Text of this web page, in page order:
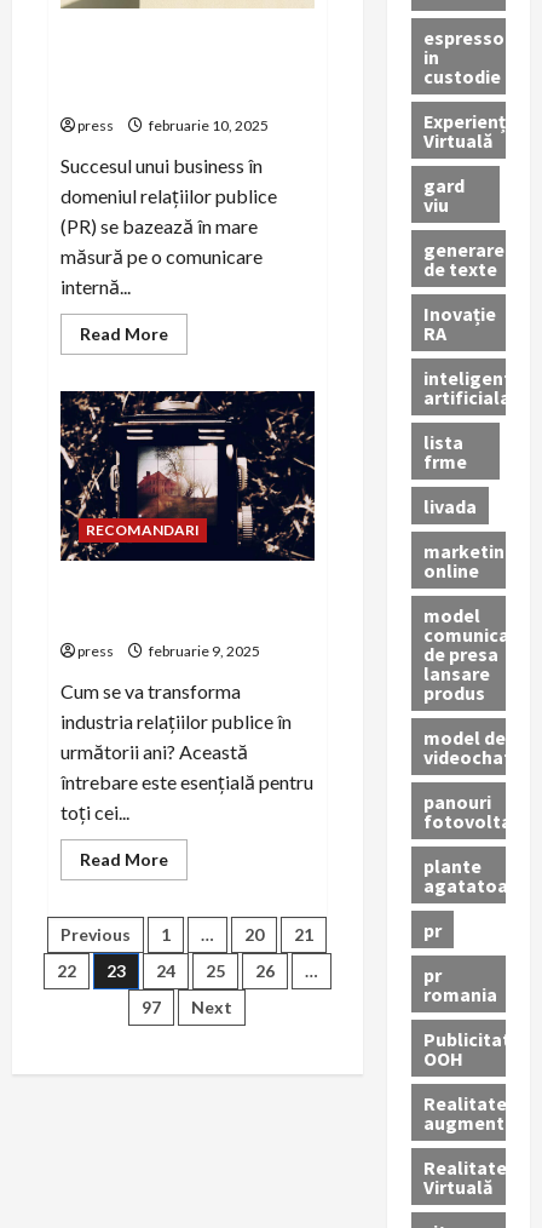
press februarie 10, 2025
Succesul unui business în
domeniul relațiilor publice
(PR) se bazează în mare
măsură pe o comunicare
internă...
Read MoreRead
more
să
îmbunătățești
comunicarea
internă
în
PR
business
RECOMANDARI
press februarie 9, 2025
Cum se va transforma
industria relațiilor publice în
următorii ani? Această
întrebare este esențială pentru
toți cei...
Read MoreRead
more
pentru
viitorul
PR
business
în
următorii
5
Paginație
articole
Previous 1 … 20
21
22
23 24 25 26
…
97
Next
espressor
in
custodie
Experiență
Virtuală
gard
viu
generare
de texte
Inovație
RA
inteligenta
artificiala
lista
frme
livada
marketing
online
model
comunicat
de presa
lansare
produs
model de
videochat
panouri
fotovoltaice
plante
agatatoare
pr
pr
romania
Publicitate
OOH
Realitatea
augmentată
Realitatea
Virtuală